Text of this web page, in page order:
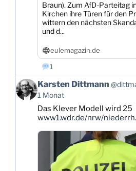
Braun). Zum AfD-Parteitag
Kirchen ihre Türen für den
wittern den nächsten
und d...
eulemagazin.de
1
Beitrag
von
Karsten
Dittmann
Bluesky
Karsten Dittmann
1 Monat
Das Klever Modell wird 25
www1.wdr.de/nrw/